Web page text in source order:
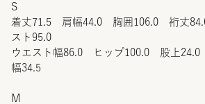
S
着丈71.5 肩幅44.0 胸囲106.0 裄丈
スト95.0
ウエスト幅86.0 ヒップ100.0 股上
幅34.5
M